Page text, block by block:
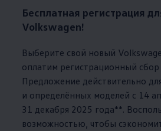
Бесплатная регистрация
Volkswagen!
Выберите свой новый
оплатим регистрационный сбор
Предложение действительно
и определённых моделей с 14
31 декабря 2025 года**.
возможностью, чтобы